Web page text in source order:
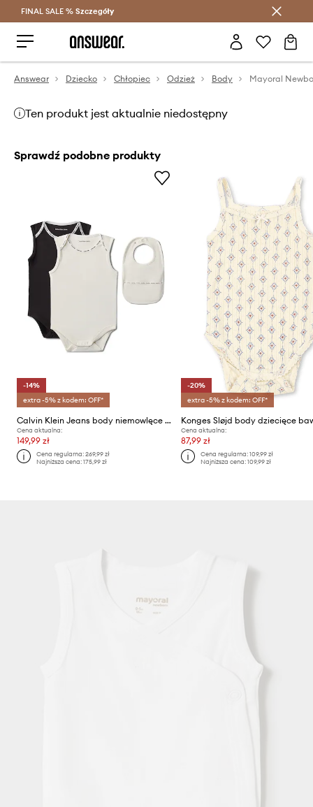
Oszczędzaj z Answear Club >
FINAL SALE % Szczegóły
Answear Dziecko Chłopiec Odzież Body
Ten produkt jest aktualnie niedostępny
Sprawdź podobne produkty
-14%
extra -5% z kodem: OFF*
Calvin Klein Jeans body niemowlęce bawełniane 2-pack
Cena aktualna:
149,99 zł
Cena regularna:269,99 zł
Najniższa cena:175,99 zł
-20%
extra -5% z kodem: OFF*
Cena aktualna:
87,99 zł
Cena regularna: 109,99 zł
Najniższa cena: 109,99 zł